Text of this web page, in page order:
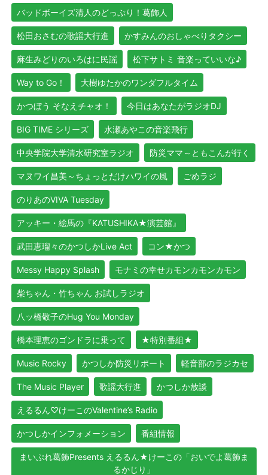
バッドボーイズ清人のどっぷり！葛飾人
松田おさむの歌謡大行進 かすみんのおしゃべりタクシー
麻生みどりのいろはに民謡 松下サトミ 音楽っていいな♪
Way to Go！ 大樹ゆたかのワンダフルタイム
かつぼう そなえチャオ！ 今日はあなたがラジオDJ
BIG TIME シリーズ 水瀬あやこの音楽飛行
中央学院大学清水研究室ラジオ 防災ママ～ともこんが行く
マヌワイ昌美～ちょっとだけハワイの風 ごめラジ
のりあのVIVA Tuesday
アッキー・絵馬の『KATUSHIKA★演芸館』
武田恵瑠々のかつしかLive Act コン★かつ
Messy Happy Splash モナミの幸せカモンカモンカモン
柴ちゃん・竹ちゃん お試しラジオ
八ッ橋敬子のHug You Monday
橋本理恵のゴンドラに乗って ★特別番組★
Music Rocky かつしか防災リポート 軽音部のラジカセ
The Music Player 歌謡大行進 かつしか放談
えるるん♡けーこのValentine’s Radio
かつしかインフォメーション 番組情報
まいぷれ葛飾Presents えるるん★けーこの「おいでよ葛飾ま
るかじり」